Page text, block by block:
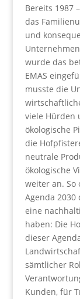
Bereits 1987
das
und
wurde das
EMAS
musste die
viele Hürden
ökologische
die
neutrale
ökologische
weiter an.
Agenda
eine
haben: Die
dieser
sämtlicher
Kunden, für